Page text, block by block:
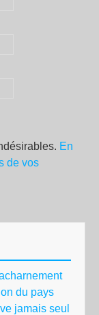
En
de vos
du pays
jamais seul